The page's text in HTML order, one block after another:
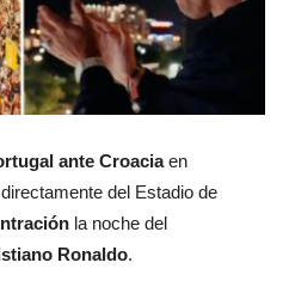
ante Croaciaen
del Estadio de
la noche del
Ronaldo.